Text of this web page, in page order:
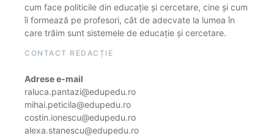
cum face politicile din educație și cercetare, cine și cum
îi formează pe profesori, cât de adecvate la lumea în
care trăim sunt sistemele de educație și cercetare.
CONTACT REDACȚIE
Adrese e-mail
raluca.pantazi@edupedu.ro
mihai.peticila@edupedu.ro
costin.ionescu@edupedu.ro
alexa.stanescu@edupedu.ro